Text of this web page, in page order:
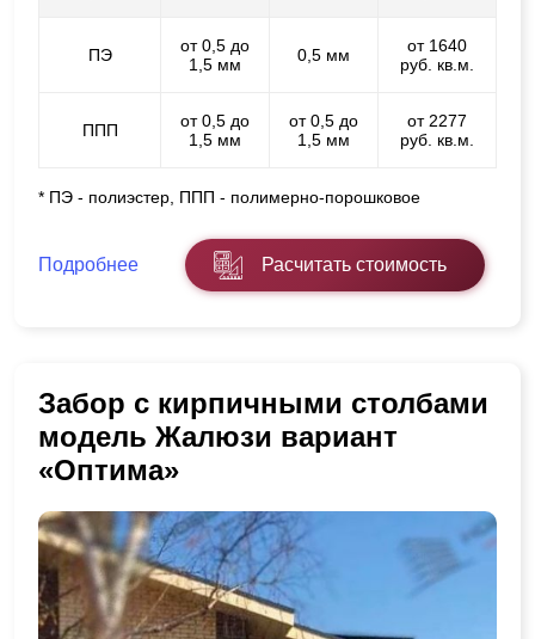
ПЭ
от 0,5 до
1,5 мм
0,5 мм
от 1640
руб. кв.м.
ППП
от 0,5 до
1,5 мм
от 0,5 до
1,5 мм
от 2277
руб. кв.м.
* ПЭ - полиэстер, ППП - полимерно-порошковое
Подробнее Расчитать стоимость
Забор с кирпичными столбами
модель Жалюзи вариант
«Оптима»